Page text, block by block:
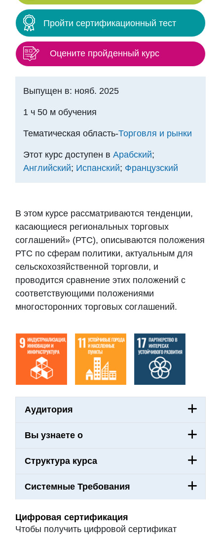
Тематический план
В этом курсе рассматриваются тенденции,
касающиеся региональных торговых
соглашений» (РТС), описываются положения
РТС по сферам политики, актуальным для
сельскохозяйственной торговли, и
проводится сравнение этих положений с
соответствующими положениями
многосторонних торговых соглашений.
Аудитория
Вы узнаете о
Структура курса
Системные Требования
Цифровая сертификация
Чтобы получить цифровой сертификат
Выпущен в: нояб. 2025
1 ч 50 м обучения
Тематическая область-Торговля и рынки
Этот курс доступен в Арабский;
Английский; Испанский; Французский
Пройти сертификационный тест
Оцените пройденный курс